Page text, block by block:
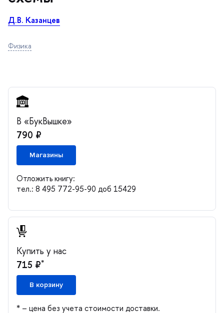
Д.В. Казанце
Физика
«БукВышке»
790 ₽
Магазины
Отложить книгу:
тел.: 8 495 772-95-90 доб 15429
Купить у нас
715 ₽*
корзину
* – цена без учета стоимости доставки.